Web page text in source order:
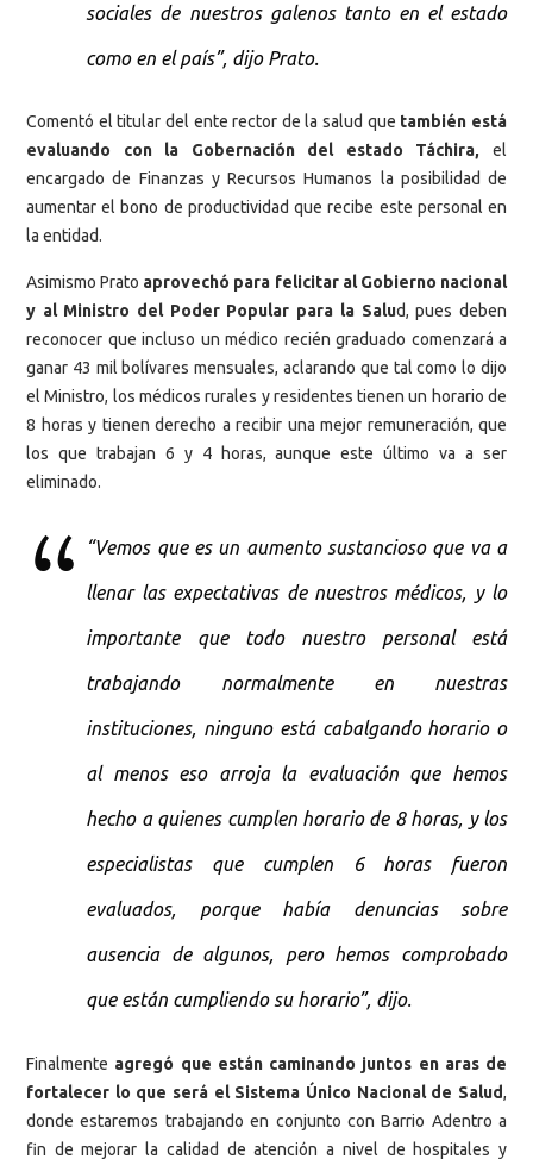
sociales de nuestros galenos tanto en el estado
como en el país”, dijo Prato.
Comentó el titular del ente rector de la salud que también está
evaluando con la Gobernación del estado Táchira, el
encargado de Finanzas y Recursos Humanos la posibilidad de
aumentar el bono de productividad que recibe este personal en
la entidad.
Asimismo Prato aprovechó para felicitar al Gobierno nacional
y al Ministro del Poder Popular para la Salud, pues deben
reconocer que incluso un médico recién graduado comenzará a
ganar 43 mil bolívares mensuales, aclarando que tal como lo dijo
el Ministro, los médicos rurales y residentes tienen un horario de
8 horas y tienen derecho a recibir una mejor remuneración, que
los que trabajan 6 y 4 horas, aunque este último va a ser
eliminado.
“Vemos que es un aumento sustancioso que va a
llenar las expectativas de nuestros médicos, y lo
importante que todo nuestro personal está
trabajando normalmente en nuestras
instituciones, ninguno está cabalgando horario o
al menos eso arroja la evaluación que hemos
hecho a quienes cumplen horario de 8 horas, y los
especialistas que cumplen 6 horas fueron
evaluados, porque había denuncias sobre
ausencia de algunos, pero hemos comprobado
que están cumpliendo su horario”, dijo.
Finalmente agregó que están caminando juntos en aras de
fortalecer lo que será el Sistema Único Nacional de Salud,
donde estaremos trabajando en conjunto con Barrio Adentro a
fin de mejorar la calidad de atención a nivel de hospitales y